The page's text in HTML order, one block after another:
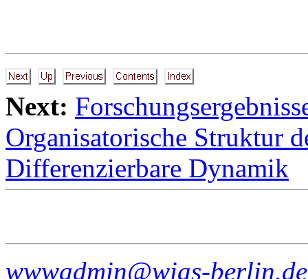
Next:
Organisatorische Struktur
Differenzierbare Dynamik
wwwadmin@wias-berlin.de